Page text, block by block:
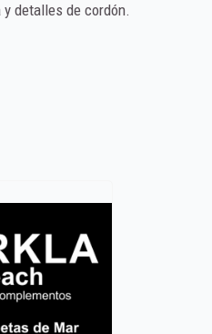
detalles de cordón.